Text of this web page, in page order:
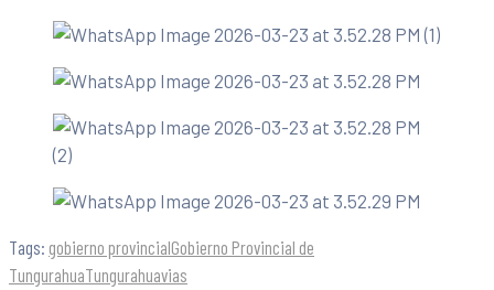
Tags: gobierno provincialGobierno Provincial de
TungurahuaTungurahuavias